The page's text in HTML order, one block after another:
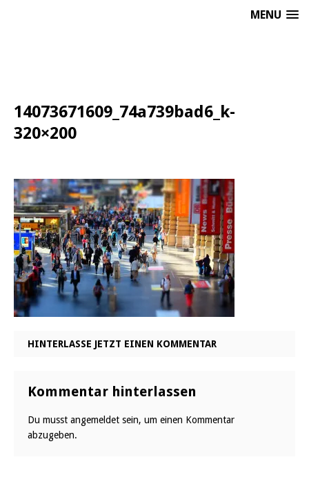
MENU
14073671609_74a739bad6_k-
320×200
HINTERLASSE JETZT EINEN KOMMENTAR
Kommentar hinterlassen
Du musst angemeldet sein, um einen Kommentar
abzugeben.